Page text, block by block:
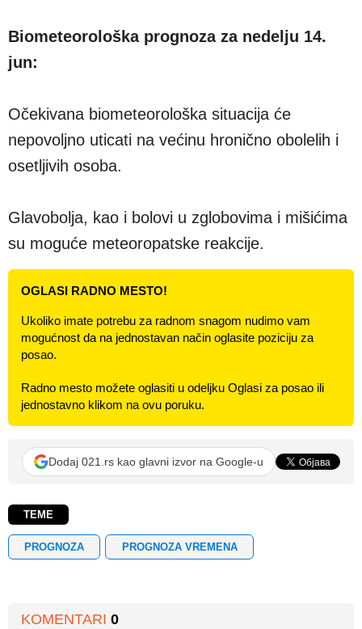
Biometeorološka prognoza za nedelju 14.
jun:
Očekivana biometeorološka situacija će
nepovolјno uticati na većinu hronično obolelih i
osetlјivih osoba.
Glavobolјa, kao i bolovi u zglobovima i mišićima
su moguće meteoropatske reakcije.
OGLASI RADNO MESTO!
Ukoliko imate potrebu za radnom snagom nudimo vam
mogućnost da na jednostavan način oglasite poziciju za
posao.
Radno mesto možete oglasiti u odeljku Oglasi za posao ili
jednostavno klikom na ovu poruku.
Dodaj 021.rs kao glavni izvor na Google-u
TEME
PROGNOZA PROGNOZA VREMENA
KOMENTARI 0